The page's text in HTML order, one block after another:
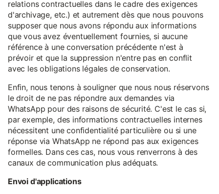
relations contractuelles dans le cadre des exigences
d'archivage, etc.) et autrement dès que nous pouvons
supposer que nous avons répondu aux informations
que vous avez éventuellement fournies, si aucune
référence à une conversation précédente n'est à
prévoir et que la suppression n'entre pas en conflit
avec les obligations légales de conservation.
Enfin, nous tenons à souligner que nous nous réservons
le droit de ne pas répondre aux demandes via
WhatsApp pour des raisons de sécurité. C'est le cas si,
par exemple, des informations contractuelles internes
nécessitent une confidentialité particulière ou si une
réponse via WhatsApp ne répond pas aux exigences
formelles. Dans ces cas, nous vous renverrons à des
canaux de communication plus adéquats.
Envoi d'applications